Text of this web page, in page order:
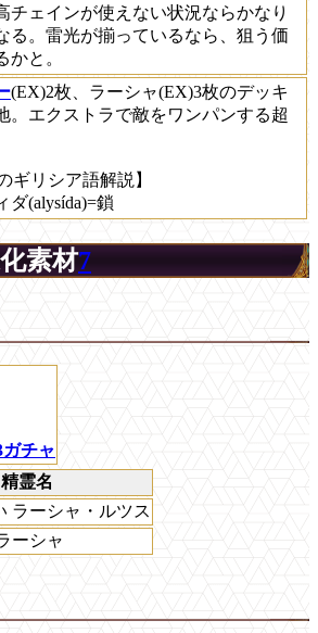
チェインが使えない状況ならかなり
る。雷光が揃っているなら、狙う価
かと。
(EX)2枚、ラーシャ(EX)3枚のデッキ
。エクストラで敵をワンパンする超
ギリシア語解説】
ダ(alysída)=鎖
素材7
チャ
精霊名
ラーシャ・ルツス
ーシャ